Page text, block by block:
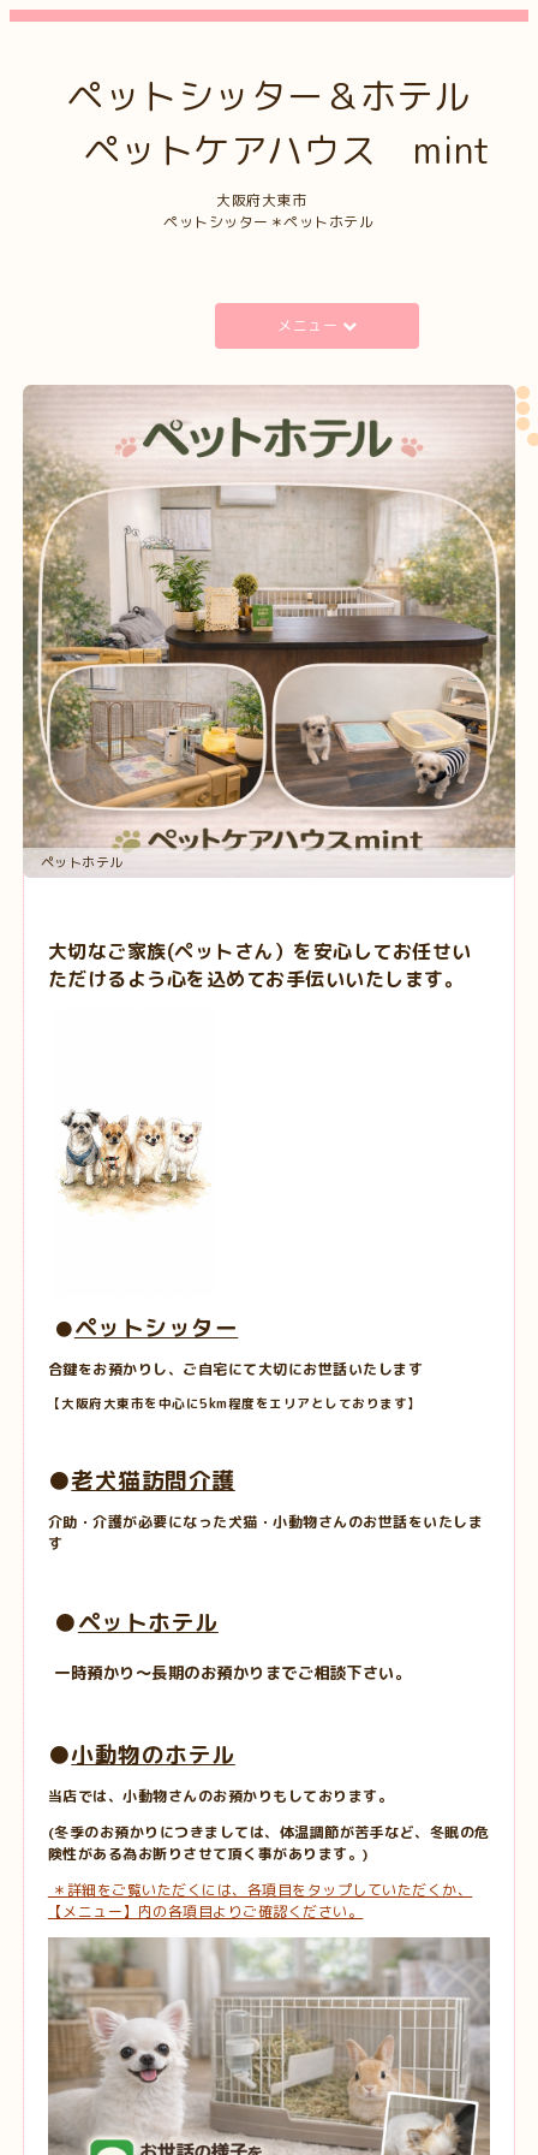
ペットシッター＆ホテル
ペットケアハウス mint
大阪府大東市
ペットシッター＊ペットホテル
メニュー
ペットホテル
大切なご家族(ペットさん）を安心してお任せい
ただけるよう心を込めてお手伝いいたします。
●ペットシッター
合鍵をお預かりし、ご自宅にて大切にお世話いたします
【大阪府大東市を中心に5km程度をエリアとしております】
●老犬猫訪問介護
介助・介護が必要になった犬猫・小動物さんのお世話をいたしま
す
●ペットホテル
一時預かり〜長期のお預かりまでご相談下さい。
●小動物のホテル
当店では、小動物さんのお預かりもしております。
(冬季のお預かりにつきましては、体温調節が苦手など、冬眠の危
険性がある為お断りさせて頂く事があります。)
＊詳細をご覧いただくには、各項目をタップしていただくか、
【メニュー】内の各項目よりご確認ください。